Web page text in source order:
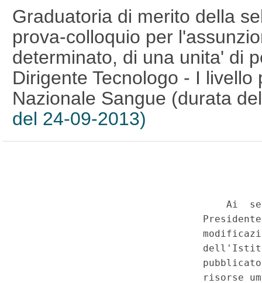
Graduatoria di merito della
prova-colloquio per
determinato, di una unita' di
Dirigente Tecnologo - I
Nazionale Sangue (durata
del 24-09-2013)